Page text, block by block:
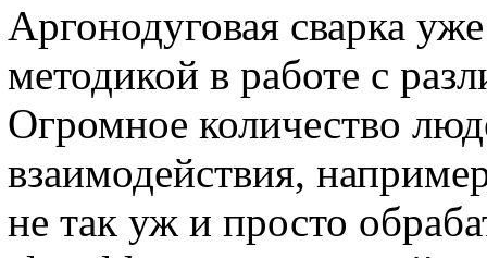
Аргонодуговая сварка
методикой в работе с
Огромное количество
взаимодействия,
не так уж и просто